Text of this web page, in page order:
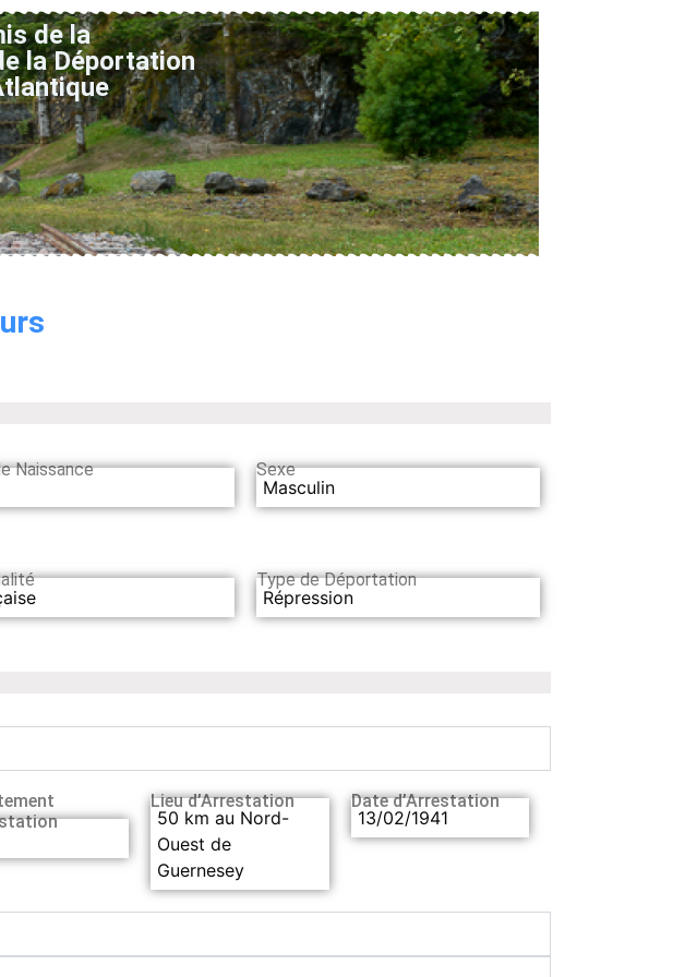
de la
la Déportation
Naissance Sexe
Masculin
Type de Déportation
Répression
Lieu d’Arrestation
50 km au Nord-
Ouest de
Guernesey
Date d’Arrestation
13/02/1941